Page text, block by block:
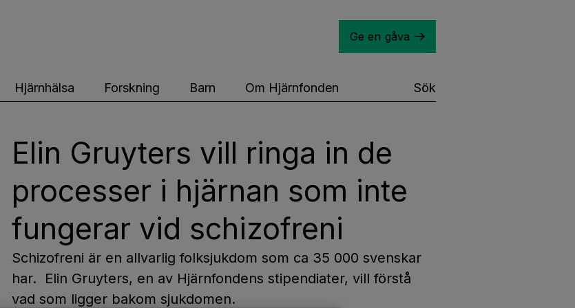
Ge en gåva
Hjärnhälsa Forskning Barn Om Hjärnfonden Sök
Elin Gruyters vill ringa in de
processer i hjärnan som inte
fungerar vid schizofreni
Schizofreni är en allvarlig folksjukdom som ca 35 000 svenskar
har. Elin Gruyters, en av Hjärnfondens stipendiater, vill förstå
vad som ligger bakom sjukdomen.